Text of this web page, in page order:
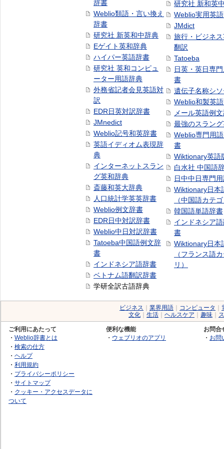
辞書
Weblio類語・言い換え
辞書
研究社 新英和中辞典
Eゲイト英和辞典
ハイパー英語辞書
研究社 英和コンピュ
ーター用語辞典
外務省記者会見英語対
訳
EDR日英対訳辞書
JMnedict
Weblio記号和英辞書
英語イディオム表現辞
典
インターネットスラン
グ英和辞典
斎藤和英大辞典
人口統計学英英辞書
Weblio例文辞書
EDR日中対訳辞書
Weblio中日対訳辞書
Tatoeba中国語例文辞
書
インドネシア語辞書
ベトナム語翻訳辞書
学研全訳古語辞典
研究社 新和英
Weblio実用英
JMdict
旅行・ビジネ
翻訳
Tatoeba
日英・英日専
書
遺伝子名称シ
Weblio和製英
メール英語例
最強のスラン
Weblio専門用
書
Wiktionary英語
白水社 中国語
日中中日専門
Wiktionary日本
（中国語カテ
韓国語単語辞書
インドネシア
書
Wiktionary日本
（フランス語
リ）
ビジネス 業界用語 コンピュータ
文化
生活 ヘルスケア 趣味
ご利用にあたって
・ Weblio辞書とは
・ 検索の仕方
・ ヘルプ
・ 利用規約
・ プライバシーポリシー
・ サイトマップ
・ クッキー・アクセスデータに
ついて
便利な機能
・ ウェブリオのアプリ
お問合
・ お問